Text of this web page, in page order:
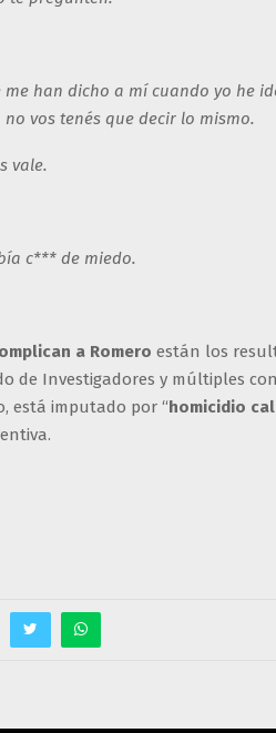
me han dicho a mí cuando yo he
vos tenés que decir lo mismo.
vale.
c*** de miedo.
a Romero están los
de Investigadores y múltiples
está imputado por “homicidio